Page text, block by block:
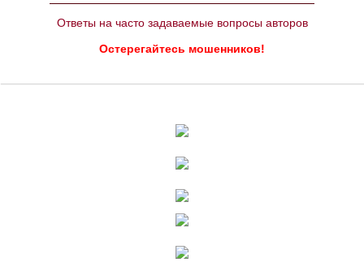
Ответы на часто задаваемые вопросы авторов
Остерегайтесь мошенников!